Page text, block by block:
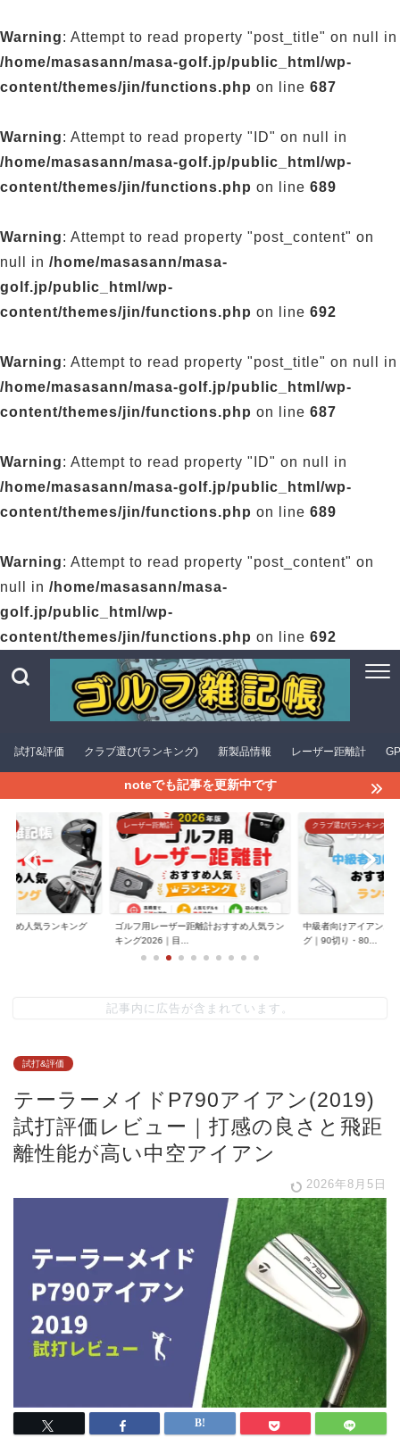
Warning: Attempt to read property "post_title" on null in
/home/masasann/masa-golf.jp/public_html/wp-
content/themes/jin/functions.php on line 687
Warning: Attempt to read property "ID" on null in
/home/masasann/masa-golf.jp/public_html/wp-
content/themes/jin/functions.php on line 689
Warning: Attempt to read property "post_content" on
null in /home/masasann/masa-
golf.jp/public_html/wp-
content/themes/jin/functions.php on line 692
Warning: Attempt to read property "post_title" on null in
/home/masasann/masa-golf.jp/public_html/wp-
content/themes/jin/functions.php on line 687
Warning: Attempt to read property "ID" on null in
/home/masasann/masa-golf.jp/public_html/wp-
content/themes/jin/functions.php on line 689
Warning: Attempt to read property "post_content" on
null in /home/masasann/masa-
golf.jp/public_html/wp-
content/themes/jin/functions.php on line 692
試打&評価 クラブ選び(ランキング) 新製品情報 レーザー距離計
noteでも記事を更新中です
すめ人気ランキング
レーザー距離計
ゴルフ用レーザー距離計おすすめ人気ラン
キング2026｜目...
クラブ選び(ランキング)
中級者向けアイアンお
グ｜90切り・80...
記事内に広告が含まれています。
試打&評価
テーラーメイドP790アイアン(2019)
試打評価レビュー｜打感の良さと飛距
離性能が高い中空アイアン
2026年8月5日